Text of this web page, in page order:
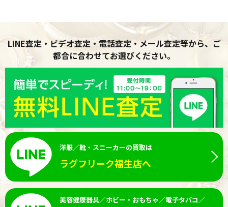
LINE査定・ビデオ査定・電話査定・メール査定等から、ご
都合に合わせてお選びください。
洋服／靴・スニーカーの買取は
ラグフリーク福生店へ
美容健康器具／ホビー・おもちゃ／電子タバコ／